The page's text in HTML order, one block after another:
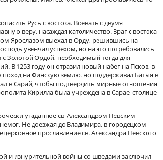
Русь с востока. Воевать с двумя
веру, насаждая католичество. Враг с востока
Ярославом выехал в Орду, решившись на
увенчал успехом, но на это потребовались
Золотой Ордой, необходимый тогда для
В 1253 году он отразил новый набег на Псков, в
поход на Финскую землю, но поддерживал Батыя в
в Сарай, чтобы подтвердить мирные отношения
Кирилла была учреждена в Сарае, столице
угаданное св. Александром Невским
Не доезжая до Владимира, в городецком
прославление св. Александра Невского
и изнурительной войны со шведами заключил